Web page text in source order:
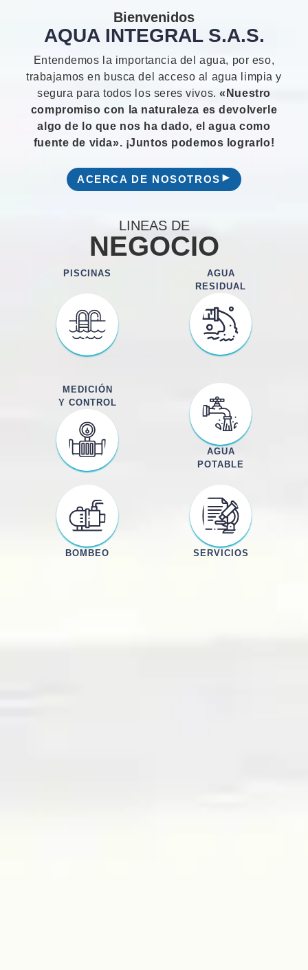
Bienvenidos
AQUA INTEGRAL S.A.S.
Entendemos la importancia del agua, por eso,
trabajamos en busca del acceso al agua limpia y
segura para todos los seres vivos.«Nuestro
compromiso con la naturaleza es devolverle
algo de lo que nos ha dado, el agua como
fuente de vida». ¡Juntos podemos lograrlo!
ACERCA DE NOSOTROS
LINEAS DE
NEGOCIO
PISCINAS
AGUA
RESIDUAL
MEDICIÓN
Y CONTROL
AGUA
POTABLE
BOMBEO SERVICIOS